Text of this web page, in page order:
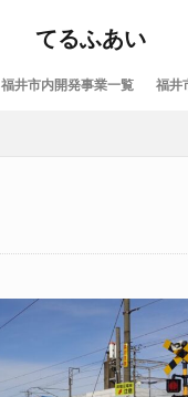
てるふあい
福井市内開発事業一覧 福井